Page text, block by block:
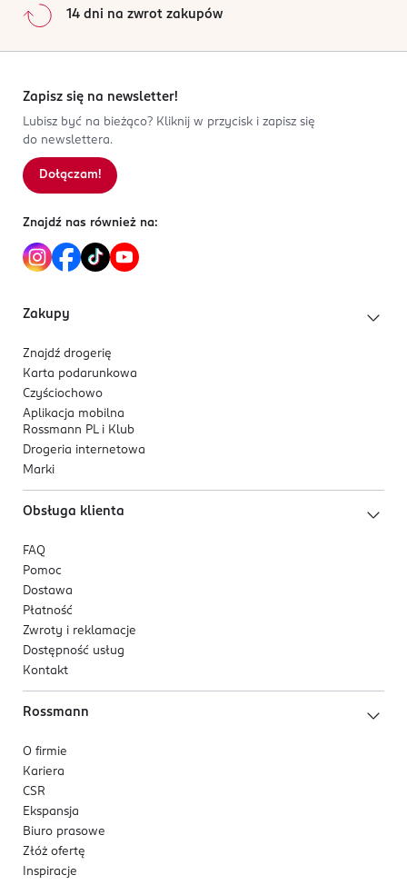
14 dni na zwrot zakupów
Zapisz się na newsletter!
Lubisz być na bieżąco? Kliknij w przycisk i zapisz się
do newslettera.
Dołączam!
Znajdź nas również na:
Zakupy
Znajdź drogerię
Karta podarunkowa
Czyściochowo
Aplikacja mobilna
Rossmann PL i Klub
Drogeria internetowa
Marki
Obsługa klienta
FAQ
Pomoc
Dostawa
Płatność
Zwroty i reklamacje
Dostępność usług
Kontakt
Rossmann
O firmie
Kariera
CSR
Ekspansja
Biuro prasowe
Złóż ofertę
Inspiracje